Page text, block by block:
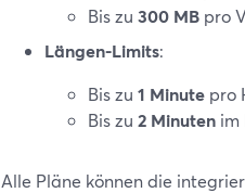
Bis zu 300 MB pro
Längen-Limits:
Bis zu 1 Minute pro
Bis zu 2 Minuten im
Alle Pläne können die